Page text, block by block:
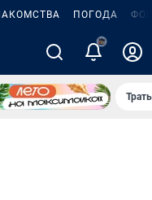
ПОГОДА
5